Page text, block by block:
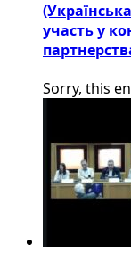
участь у
Sorry, this